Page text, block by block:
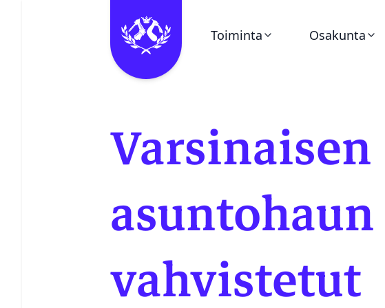
Ohita valikko Toiminta
Pieni Puukello
Vuosikello
Juhlaetiketti
Osakunta
Historia
Varsinaisen
asuntohaun
vahvistetut